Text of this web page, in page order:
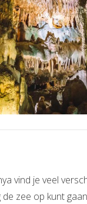
vind je veel
zee op kunt